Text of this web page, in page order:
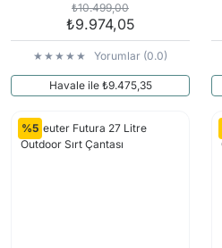
₺10.499,00
₺9.974,05
Yorumlar (0.0)
Havale ile ₺9.475,35
%5